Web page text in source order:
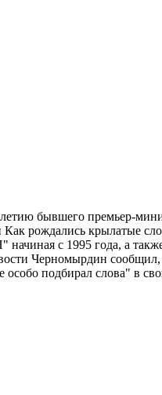
бывшего премьер-
рождались крылатые
с 1995 года, а также
Черномырдин сообщил,
подбирал слова" в